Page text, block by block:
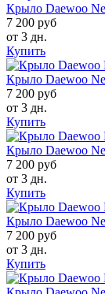
Крыло Daewoo
7 200 руб
от 3 дн.
Купить
Крыло Daewoo
7 200 руб
от 3 дн.
Купить
Крыло Daewoo
7 200 руб
от 3 дн.
Купить
Крыло Daewoo
7 200 руб
от 3 дн.
Купить